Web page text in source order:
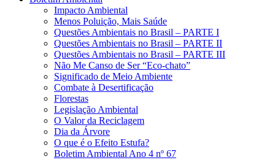
Impacto Ambiental
Menos Poluição, Mais Saúde
Questões Ambientais no Brasil – PARTE I
Questões Ambientais no Brasil – PARTE II
Questões Ambientais no Brasil – PARTE III
Não Me Canso de Ser “Eco-chato”
Significado de Meio Ambiente
Combate à Desertificação
Florestas
Legislação Ambiental
O Valor da Reciclagem
Dia da Árvore
O que é o Efeito Estufa?
Boletim Ambiental Ano 4 nº 67